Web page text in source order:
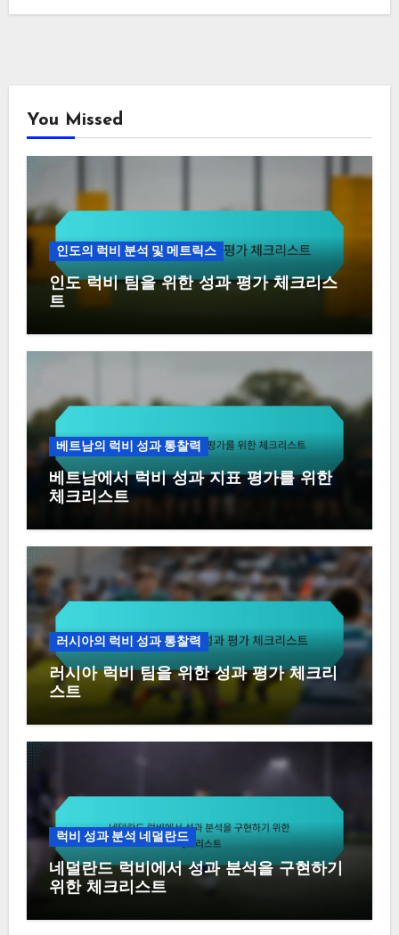
You Missed
인도의 럭비 분석 및 메트릭스
인도 럭비 팀을 위한 성과 평가 체크리스
트
베트남의 럭비 성과 통찰력
베트남에서 럭비 성과 지표 평가를 위한
체크리스트
러시아의 럭비 성과 통찰력
러시아 럭비 팀을 위한 성과 평가 체크리
스트
럭비 성과 분석 네덜란드
네덜란드 럭비에서 성과 분석을 구현하기
위한 체크리스트